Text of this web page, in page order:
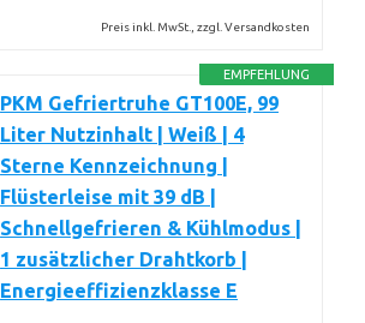
Preis inkl. MwSt., zzgl. Versandkosten
EMPFEHLUNG
PKM Gefriertruhe GT100E, 99
Liter Nutzinhalt | Weiß | 4
Sterne Kennzeichnung |
Flüsterleise mit 39 dB |
Schnellgefrieren & Kühlmodus |
1 zusätzlicher Drahtkorb |
Energieeffizienzklasse E